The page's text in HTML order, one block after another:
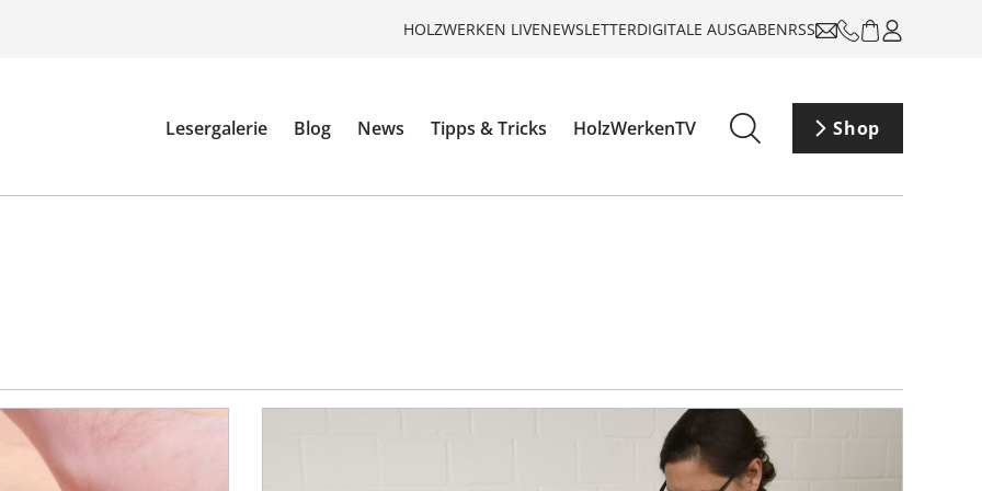
HOLZWERKEN LIVENEWSLETTERDIGITALE AUSGABENRSS
Lesergalerie Blog News Tipps & Tricks HolzWerkenTV Shop